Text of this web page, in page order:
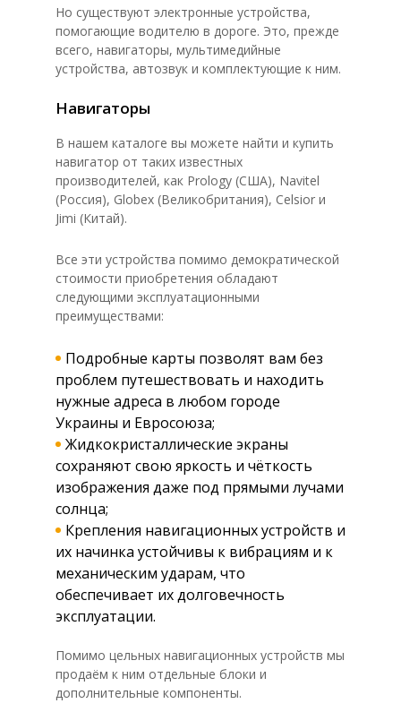
Но существуют электронные устройства,
помогающие водителю в дороге. Это, прежде
всего, навигаторы, мультимедийные
устройства, автозвук и комплектующие к ним.
Навигаторы
В нашем каталоге вы можете найти и купить
навигатор от таких известных
производителей, как Prology (США), Navitel
(Россия), Globex (Великобритания), Celsior и
Jimi (Китай).
Все эти устройства помимо демократической
стоимости приобретения обладают
следующими эксплуатационными
преимуществами:
Подробные карты позволят вам без
проблем путешествовать и находить
нужные адреса в любом городе
Украины и Евросоюза;
Жидкокристаллические экраны
сохраняют свою яркость и чёткость
изображения даже под прямыми лучами
солнца;
Крепления навигационных устройств и
их начинка устойчивы к вибрациям и к
механическим ударам, что
обеспечивает их долговечность
эксплуатации.
Помимо цельных навигационных устройств мы
продаём к ним отдельные блоки и
дополнительные компоненты.